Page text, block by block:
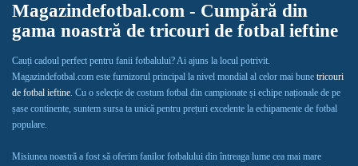
Magazindefotbal.com - Cumpără din
gama noastră de tricouri de fotbal ieftine
Cauți cadoul perfect pentru fanii fotbalului? Ai ajuns la locul potrivit.
Magazindefotbal.com este furnizorul principal la nivel mondial al celor mai bune tricouri
de fotbal ieftine. Cu o selecție de costum fotbal din campionate și echipe naționale de pe
șase continente, suntem sursa ta unică pentru prețuri excelente la echipamente de fotbal
populare.
Misiunea noastră a fost să oferim fanilor fotbalului din întreaga lume cea mai mare